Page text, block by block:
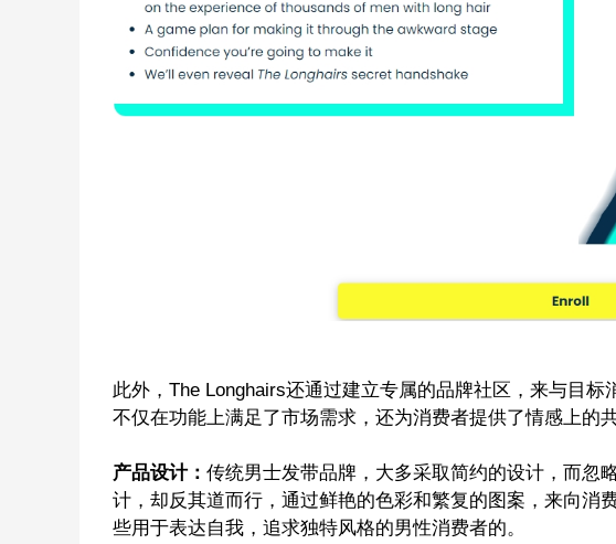
此外，The Longhairs还通过建立专属的品牌社区，来与目
不仅在功能上满足了市场需求，还为消费者提供了情感上的
产品设计： 传统男士发带品牌，大多采取简约的设计，而忽
计，却反其道而行，通过鲜艳的色彩和繁复的图案，来向消
些用于表达自我，追求独特风格的男性消费者的。